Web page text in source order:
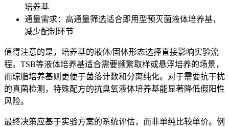
培养基
通量需求：高通量筛选适合即用型预灭菌液体培养基，
减少配制环节
值得注意的是，培养基的液体/固体形态选择直接影响实验流
程。TSB等液体培养基适合需要频繁取样或悬浮培养的场景，
而琼脂培养基则更便于菌落计数和分离纯化。对于需要抗干扰
的真菌检测，特殊配方的抗臭氧液体培养基能显著降低假阳性
风险。
最终决策应基于实验方案的系统评估，而非单纯比较单价。例